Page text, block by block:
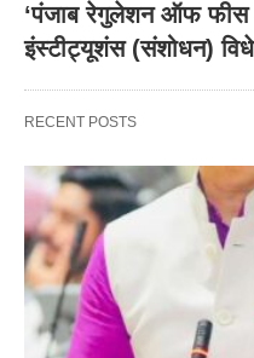
‘पंजाब रेगुलेशन ऑफ
इंस्टीट्यूशंस (संशोधन)
RECENT POSTS